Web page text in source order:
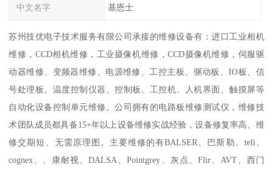
中文名字 基恩士
苏州技优电子技术服务有限公司承接的维修设备有：进口工业相机
维修，CCD相机维修，工业摄像机维修，CCD摄像机维修，伺服驱
动器维修、变频器维修、电源维修、工控主板、驱动板、IO板、信
号处理板、温度控制仪器、控制板、工控机、人机界面、触摸屏等
自动化设备控制单元维修。公司拥有的电路板维修测试仪，维修技
术团队成员都具备15+年以上设备维修实战经验，设备修复率高、维
修交期短、无需原理图。主要维修的有BALSER、巴斯勒、teli、
cognex、、康耐视、DALSA、Pointgrey、灰点、Flir、AVT、西门